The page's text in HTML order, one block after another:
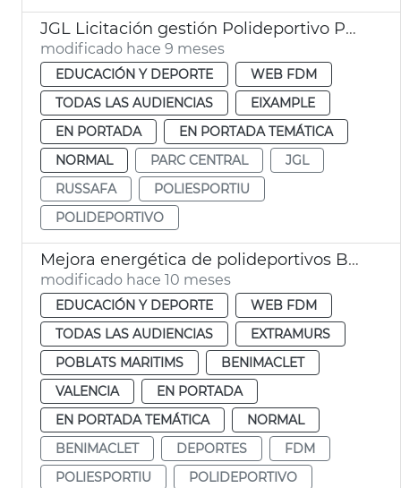
JGL Licitación gestión Polideportivo Parc Central
modificado hace 9 meses
EDUCACIÓN Y DEPORTE
WEB FDM
TODAS LAS AUDIENCIAS
EIXAMPLE
EN PORTADA
EN PORTADA TEMÁTICA
NORMAL
PARC CENTRAL
JGL
RUSSAFA
POLIESPORTIU
POLIDEPORTIVO
Mejora energética de polideportivos Beteró, Estadi del Turia y Benimaclet
modificado hace 10 meses
EDUCACIÓN Y DEPORTE
WEB FDM
TODAS LAS AUDIENCIAS
EXTRAMURS
POBLATS MARITIMS
BENIMACLET
VALENCIA
EN PORTADA
EN PORTADA TEMÁTICA
NORMAL
BENIMACLET
DEPORTES
FDM
POLIESPORTIU
POLIDEPORTIVO